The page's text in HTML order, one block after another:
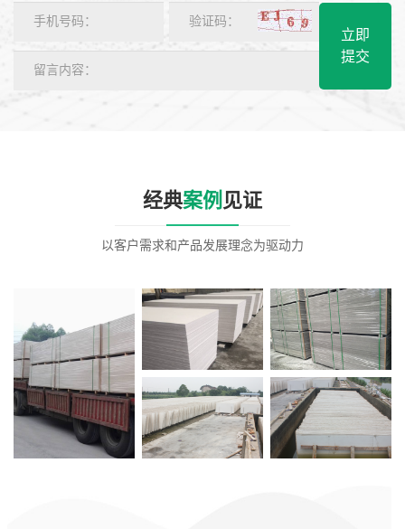
立即
提交
经典案例 见证
以客户需求和产品发展理念为驱动力